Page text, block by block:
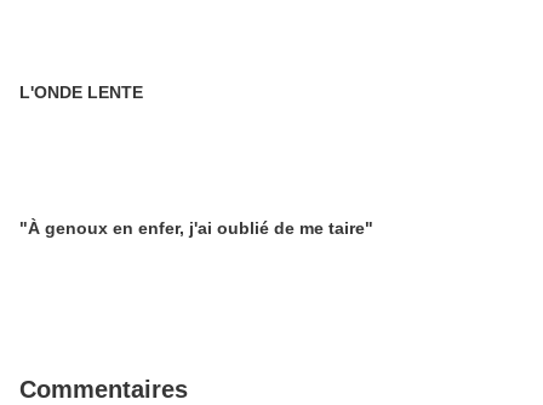
L'ONDE LENTE
"À genoux en enfer, j'ai oublié de me taire"
Commentaires